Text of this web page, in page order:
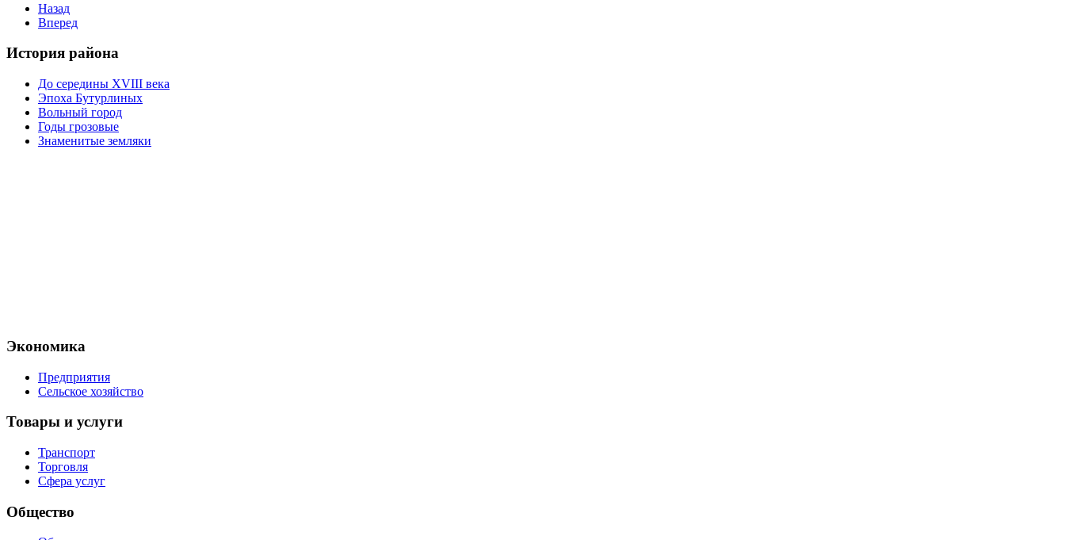
Назад
Вперед
История района
До середины XVIII века
Эпоха Бутурлиных
Вольный город
Годы грозовые
Знаменитые земляки
Экономика
Предприятия
Сельское хозяйство
Товары и услуги
Транспорт
Торговля
Сфера услуг
Общество